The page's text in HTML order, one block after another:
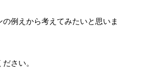
例えから考えてみたいと思いま
さい。